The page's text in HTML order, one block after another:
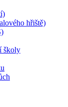
hřiště)
školy